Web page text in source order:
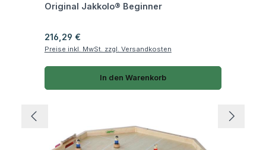
Original Jakkolo® Beginner
Regulärer Preis:
216,29 €
Preise inkl. MwSt. zzgl. Versandkosten
In den Warenkorb